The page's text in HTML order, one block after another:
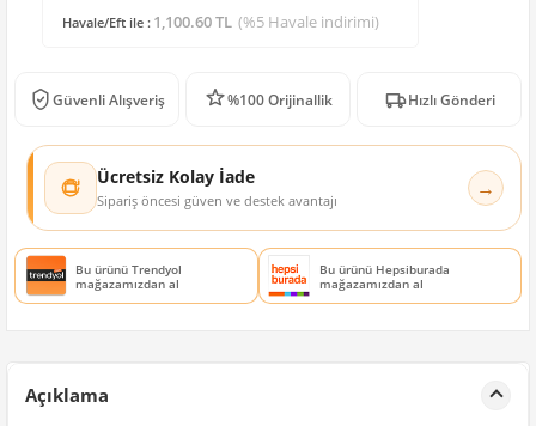
Havale/Eft ile : 1,100.60 TL (%5 Havale indirimi)
Güvenli Alışveriş %100 Orijinallik Hızlı Gönderi
Ücretsiz Kolay İade
Sipariş öncesi güven ve destek avantajı →
Bu ürünü Trendyol
mağazamızdan al
Bu ürünü Hepsiburada
mağazamızdan al
Açıklama